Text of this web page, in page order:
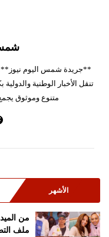
شمس
**جريدة شمس اليوم نيوز**:
تنقل الأخبار الوطنية
متنوع وموثوق
الأشهر
من
ملف